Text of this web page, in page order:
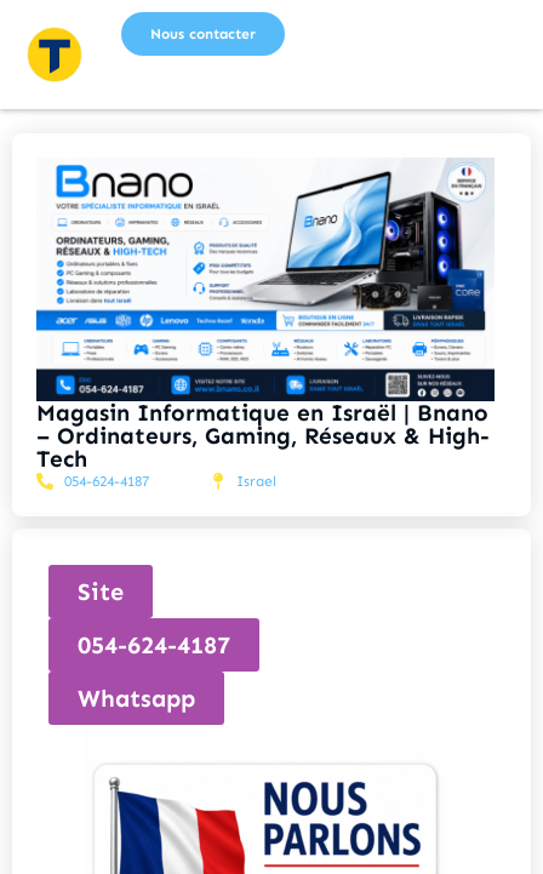
Nous contacter
Magasin Informatique en Israël | Bnano
– Ordinateurs, Gaming, Réseaux & High-
Tech
054-624-4187 Israel
Site
054-624-4187
Whatsapp